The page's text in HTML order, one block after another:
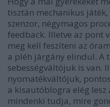
tisztán mechanikus
szenzor, négymagos
feedback. Illetve az pont
meg kell feszíteni az
a pléh járgány elindul. A
sebességváltójuk is van.
nyomatékváltójuk,
a kisautóblogra elég
mindenki tudja, mire